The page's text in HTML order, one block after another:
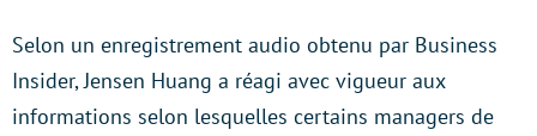
Selon un enregistrement audio obtenu par Business
Insider, Jensen Huang a réagi avec vigueur aux
informations selon lesquelles certains managers de